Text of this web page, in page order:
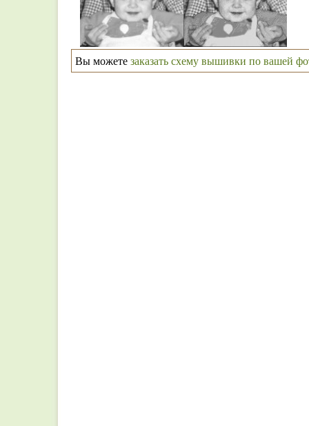
Вы можетезаказать схему вышивки по вашей